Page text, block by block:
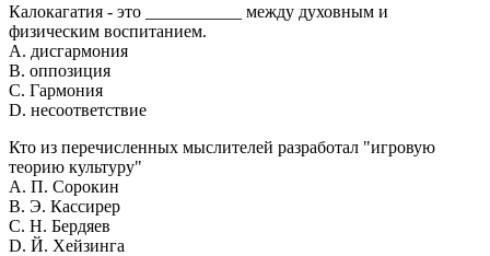
Калокагатия - это ___________ между духовным и
физическим воспитанием.
A. дисгармония
B. оппозиция
C. Гармония
D. несоответствие
Кто из перечисленных мыслителей разработал "игровую
теорию культуру"
A. П. Сорокин
B. Э. Кассирер
C. Н. Бердяев
D. Й. Хейзинга